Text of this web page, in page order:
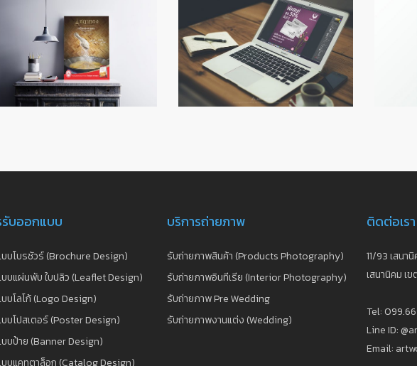
รับออกแบบ
บโบรชัวร์ (Brochure Design)
บแผ่นพับ ใบปลิว (Leaflet Design)
บโลโก้ (Logo Design)
บโปสเตอร์ (Poster Design)
บป้าย (Banner Design)
บแคทตาล็อก (Catalog Design)
บริการถ่ายภาพ
รับถ่ายภาพสินค้า (Products Photography)
รับถ่ายภาพอินทีเรีย (Interior Photography)
รับถ่ายภาพ Pre Wedding
รับถ่ายภาพงานแต่ง (Wedding)
ติดต่อเรา
11/93 เสนา
เสนานิคม เ
Tel:
Line ID:
Email: